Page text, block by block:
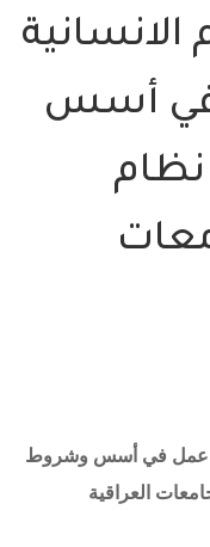
أسس
عمل في أسس وشروط
العراقية